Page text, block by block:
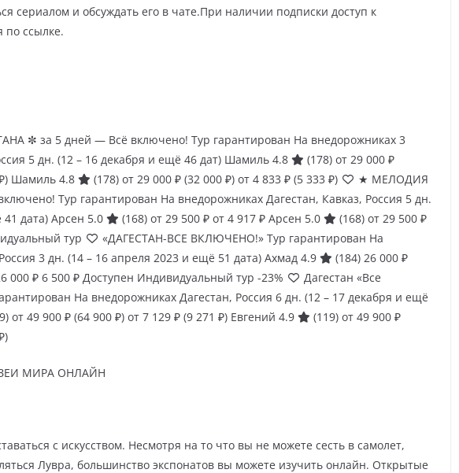
сериалом и обсуждать его в чате.При наличии подписки доступ к
по ссылке.
✼ за 5 дней — Всё включено! Тур гарантирован На внедорожниках 3
5 дн. (12 – 16 декабря и ещё 46 дат) Шамиль 4.8 (178) от 29 000 ₽
Шамиль 4.8 (178) от 29 000 ₽ (32 000 ₽) от 4 833 ₽ (5 333 ₽)
★ МЕЛОДИЯ
Тур гарантирован На внедорожниках Дагестан, Кавказ, Россия 5 дн.
дата) Арсен 5.0 (168) от 29 500 ₽ от 4 917 ₽ Арсен 5.0 (168) от 29 500 ₽
тур
«ДАГЕСТАН-ВСЕ ВКЛЮЧЕНО!» Тур гарантирован На
3 дн. (14 – 16 апреля 2023 и ещё 51 дата) Ахмад 4.9 (184) 26 000 ₽
000 ₽ 6 500 ₽ Доступен Индивидуальный тур -23%
Дагестан «Все
На внедорожниках Дагестан, Россия 6 дн. (12 – 17 декабря и ещё
от 49 900 ₽ (64 900 ₽) от 7 129 ₽ (9 271 ₽) Евгений 4.9 (119) от 49 900 ₽
МИРА ОНЛАЙН
с искусством. Несмотря на то что вы не можете сесть в самолет,
Лувра, большинство экспонатов вы можете изучить онлайн. Открытые